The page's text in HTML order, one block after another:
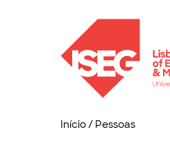
Início/ Pessoas